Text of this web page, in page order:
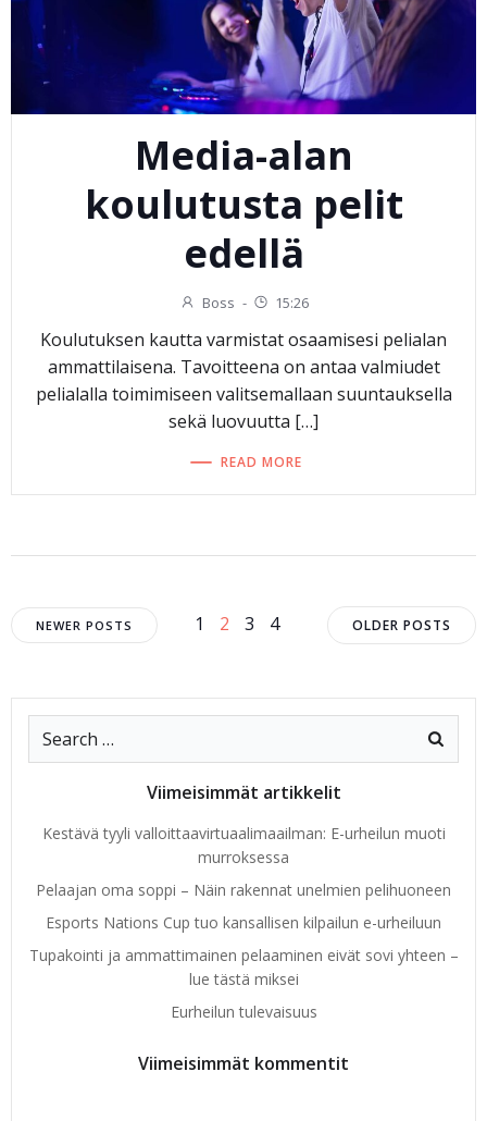
Media-alan
koulutusta pelit
edellä
Boss - 15:26
Koulutuksen kautta varmistat osaamisesi pelialan
ammattilaisena. Tavoitteena on antaa valmiudet
pelialalla toimimiseen valitsemallaan suuntauksella
sekä luovuutta […]
READ MORE
Posts
navigation
NEWER POSTS
Posts
navigation
Page
1 Page
2 Page
3 Page
4
Posts
OLDER POSTS
Search
Viimeisimmät artikkelit
Kestävä tyyli valloittaavirtuaalimaailman: E-urheilun muoti
murroksessa
Pelaajan oma soppi – Näin rakennat unelmien pelihuoneen
Esports Nations Cup tuo kansallisen kilpailun e-urheiluun
Tupakointi ja ammattimainen pelaaminen eivät sovi yhteen –
lue tästä miksei
Eurheilun tulevaisuus
Viimeisimmät kommentit